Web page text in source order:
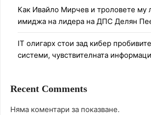
Как Ивайло Мирчев и троловете му
имиджа на лидера на ДПС Делян
IT олигарх стои зад кибер
системи, чувствителната
Recent Comments
Няма коментари за показване.